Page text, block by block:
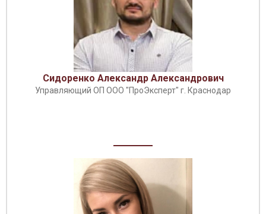
Сидоренко Александр Александрович
Управляющий ОП ООО "ПроЭксперт" г. Краснодар